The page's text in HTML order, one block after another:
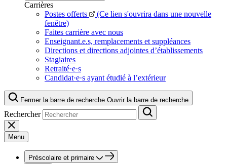
Carrières
Postes offerts
(Ce lien s'ouvrira dans une nouvelle
fenêtre)
Faites carrière avec nous
Enseignant.e.s, remplacements et suppléances
Directions et directions adjointes d’établissements
Stagiaires
Retraité·e·s
Candidat·e·s ayant étudié à l’extérieur
Fermer la barre de recherche Ouvrir la barre de recherche
Rechercher
Menu
Préscolaire et primaire